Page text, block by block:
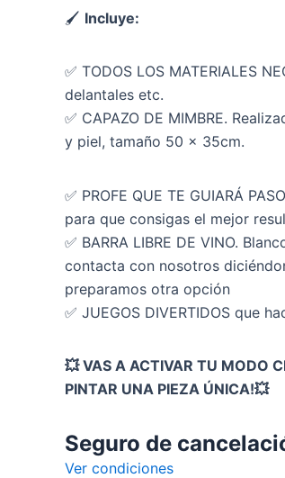
🖌 Incluye:
✅ TODOS LOS MATERIALES
delantales etc.
✅ CAPAZO DE MIMBRE.
y piel, tamaño 50 x 35cm.
✅ PROFE QUE TE GUIARÁ
para que consigas el mejor
✅ BARRA LIBRE DE VINO.
contacta con nosotros
preparamos otra opción
✅ JUEGOS DIVERTIDOS que
💥 VAS A ACTIVAR TU MODO
PINTAR UNA PIEZA ÚNICA!💥
Seguro de
Ver condiciones